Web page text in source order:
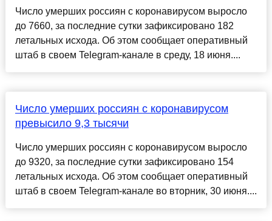
Число умерших россиян с коронавирусом выросло
до 7660, за последние сутки зафиксировано 182
летальных исхода. Об этом сообщает оперативный
штаб в своем Telegram-канале в среду, 18 июня....
Число умерших россиян с коронавирусом
превысило 9,3 тысячи
Число умерших россиян с коронавирусом выросло
до 9320, за последние сутки зафиксировано 154
летальных исхода. Об этом сообщает оперативный
штаб в своем Telegram-канале во вторник, 30 июня....